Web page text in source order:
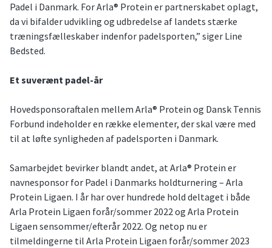
Padel i Danmark. For Arla® Protein er partnerskabet oplagt,
da vi bifalder udvikling og udbredelse af landets stærke
træningsfælleskaber indenfor padelsporten,” siger Line
Bedsted.
Et suverænt padel-år
Hovedsponsoraftalen mellem Arla® Protein og Dansk Tennis
Forbund indeholder en række elementer, der skal være med
til at løfte synligheden af padelsporten i Danmark.
Samarbejdet bevirker blandt andet, at Arla® Protein er
navnesponsor for Padel i Danmarks holdturnering – Arla
Protein Ligaen. I år har over hundrede hold deltaget i både
Arla Protein Ligaen forår/sommer 2022 og Arla Protein
Ligaen sensommer/efterår 2022. Og netop nu er
tilmeldingerne til Arla Protein Ligaen forår/sommer 2023